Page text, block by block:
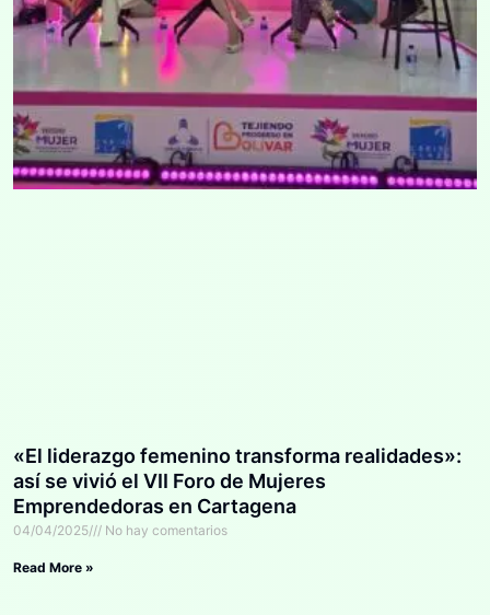
«El liderazgo femenino transforma realidades»:
así se vivió el VII Foro de Mujeres
Emprendedoras en Cartagena
04/04/2025 No hay comentarios
Read More »